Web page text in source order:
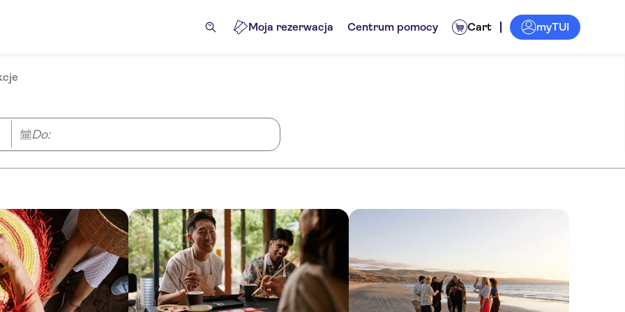
Moja rezerwacja Centrum pomocy Cart myTUI
Do: